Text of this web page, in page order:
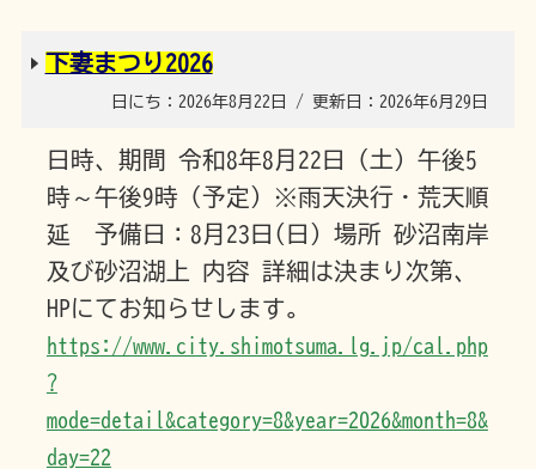
下妻まつり2026
日にち：2026年8月22日 / 更新日：2026年6月29日
日時、期間 令和8年8月22日（土）午後5
時～午後9時（予定）※雨天決行・荒天順
延 予備日：8月23日(日) 場所 砂沼南岸
及び砂沼湖上 内容 詳細は決まり次第、
HPにてお知らせします。
https://www.city.shimotsuma.lg.jp/cal.php
?
mode=detail&category=8&year=2026&month=8&
day=22